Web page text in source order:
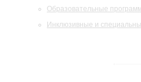
Образовательные
Инклюзивные и